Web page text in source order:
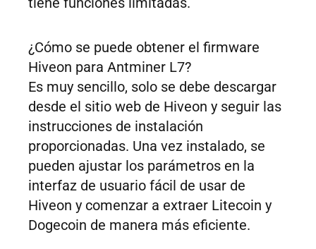
¿Cómo se puede obtener el firmware
Hiveon para Antminer L7?
Es muy sencillo, solo se debe descargar
desde el sitio web de Hiveon y seguir las
instrucciones de instalación
proporcionadas. Una vez instalado, se
pueden ajustar los parámetros en la
interfaz de usuario fácil de usar de
Hiveon y comenzar a extraer Litecoin y
Dogecoin de manera más eficiente.